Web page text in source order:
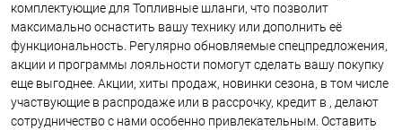
комплектующие для Топливные шланги, что позволит
максимально оснастить вашу технику или дополнить её
функциональность. Регулярно обновляемые спецпредложения,
акции и программы лояльности помогут сделать вашу покупку
еще выгоднее. Акции, хиты продаж, новинки сезона, в том числе
участвующие в распродаже или в рассрочку, кредит в , делают
сотрудничество с нами особенно привлекательным. Оставить